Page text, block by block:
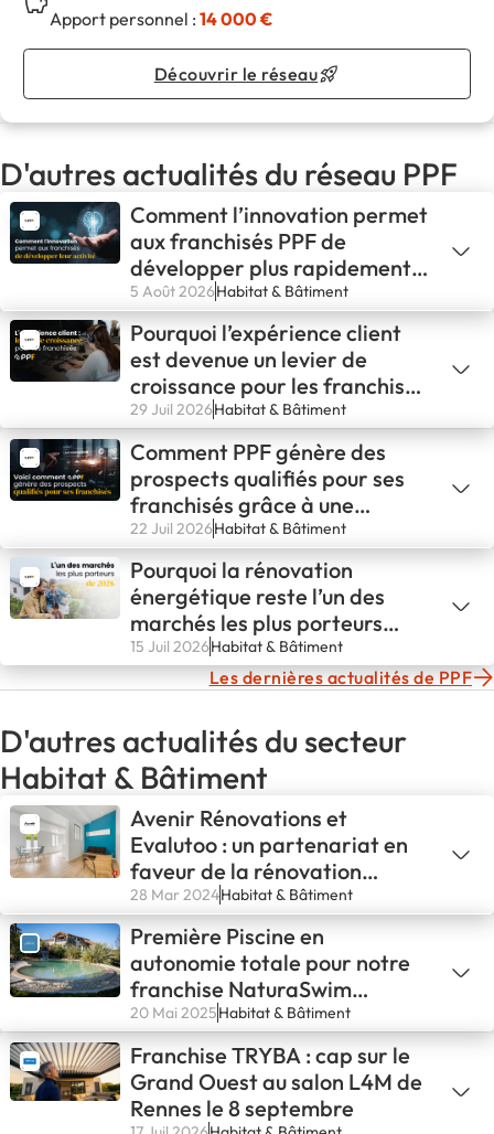
Apport personnel :14 000 €
Découvrir le réseau
D'autres actualités du réseau PPF
Comment l’innovation permet
aux franchisés PPF de
développer plus rapidement
leur activité
5 Août 2026Habitat & Bâtiment
Pourquoi l’expérience client
est devenue un levier de
croissance pour les franchisés
PPF
29 Juil 2026Habitat & Bâtiment
Comment PPF génère des
prospects qualifiés pour ses
franchisés grâce à une
stratégie digitale nationale
22 Juil 2026Habitat & Bâtiment
Pourquoi la rénovation
énergétique reste l’un des
marchés les plus porteurs
pour entreprendre en 2026
15 Juil 2026Habitat & Bâtiment
Les dernières actualités de PPF
D'autres actualités du secteur
Habitat & Bâtiment
Avenir Rénovations et
Evalutoo : un partenariat en
faveur de la rénovation
énergétique
28 Mar 2024Habitat & Bâtiment
Première Piscine en
autonomie totale pour notre
franchise NaturaSwim
d’Avignon !💪
20 Mai 2025Habitat & Bâtiment
Franchise TRYBA : cap sur le
Grand Ouest au salon L4M de
Rennes le 8 septembre